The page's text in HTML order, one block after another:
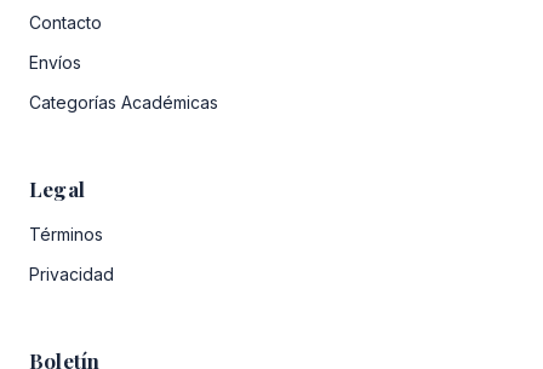
Contacto
Envíos
Categorías Académicas
Legal
Términos
Privacidad
Boletín